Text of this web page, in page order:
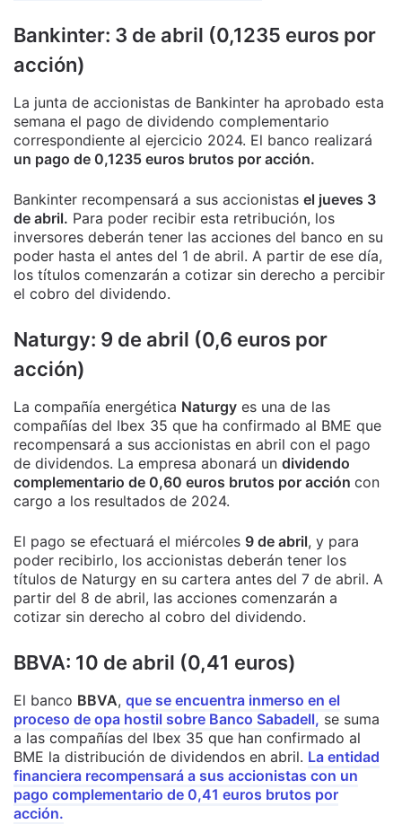
Bankinter: 3 de abril (0,1235 euros por
acción)
La junta de accionistas de Bankinter ha aprobado esta
semana el pago de dividendo complementario
correspondiente al ejercicio 2024. El banco realizará
un pago de 0,1235 euros brutos por acción.
Bankinter recompensará a sus accionistas el jueves 3
de abril. Para poder recibir esta retribución, los
inversores deberán tener las acciones del banco en su
poder hasta el antes del 1 de abril. A partir de ese día,
los títulos comenzarán a cotizar sin derecho a percibir
el cobro del dividendo.
Naturgy: 9 de abril (0,6 euros por
acción)
La compañía energética Naturgy es una de las
compañías del Ibex 35 que ha confirmado al BME que
recompensará a sus accionistas en abril con el pago
de dividendos. La empresa abonará un dividendo
complementario de 0,60 euros brutos por acción con
cargo a los resultados de 2024.
El pago se efectuará el miércoles 9 de abril, y para
poder recibirlo, los accionistas deberán tener los
títulos de Naturgy en su cartera antes del 7 de abril. A
partir del 8 de abril, las acciones comenzarán a
cotizar sin derecho al cobro del dividendo.
BBVA: 10 de abril (0,41 euros)
El banco BBVA, que se encuentra inmerso en el
proceso de opa hostil sobre Banco Sabadell, se suma
a las compañías del Ibex 35 que han confirmado al
BME la distribución de dividendos en abril. La entidad
financiera recompensará a sus accionistas con un
pago complementario de 0,41 euros brutos por
acción.